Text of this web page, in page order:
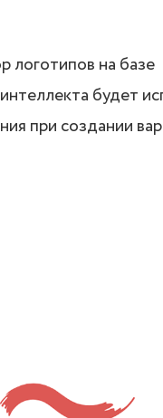
логотипов на базе
будет
при создании